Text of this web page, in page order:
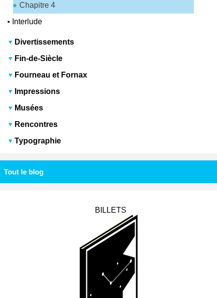
Chapitre 4
• Interlude
Divertissements
Fin-de-Siècle
Fourneau et Fornax
Impressions
Musées
Rencontres
Typographie
Tout le blog
BILLETS